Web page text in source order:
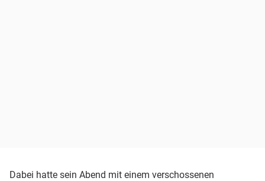
Dabei hatte sein Abend mit einem verschossenen